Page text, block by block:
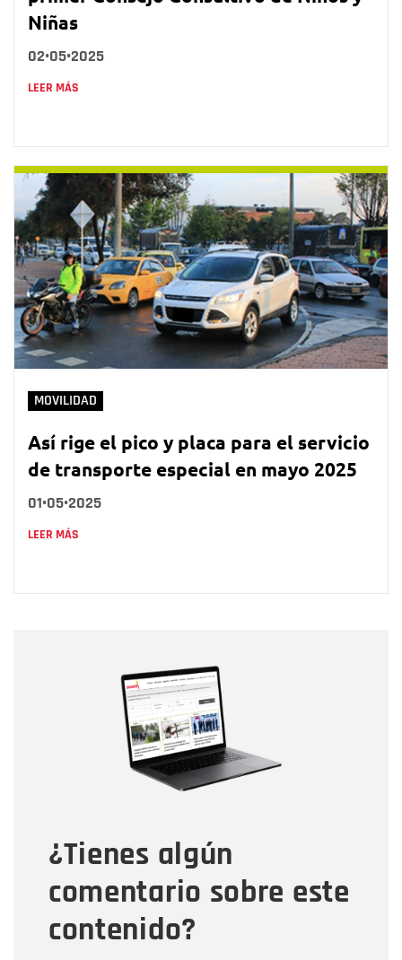
Niñas
02•05•2025
LEER MÁS
MOVILIDAD
Así rige el pico y placa para el servicio
de transporte especial en mayo 2025
01•05•2025
LEER MÁS
¿Tienes algún
comentario sobre este
contenido?
Correo electrónico
Tipo de comentario
Mensaje